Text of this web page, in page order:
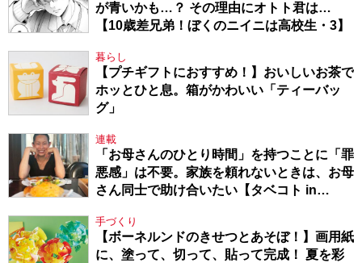
が青いかも…？ その理由にオトト君は…
【10歳差兄弟！ぼくのニイニは高校生・3】
暮らし
【プチギフトにおすすめ！】おいしいお茶で
ホッとひと息。箱がかわいい「ティーバッ
グ」
連載
「お母さんのひとり時間」を持つことに「罪
悪感」は不要。家族を頼れないときは、お母
さん同士で助け合いたい【タベコト in
手づくり
【ボーネルンドのきせつとあそぼ！】画用紙
に、塗って、切って、貼って完成！ 夏を彩